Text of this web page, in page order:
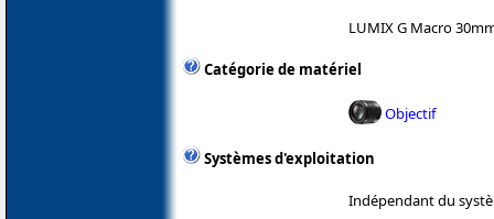
LUMIX G Macro
Catégorie de matériel
Objectif
Systèmes d'exploitation
Indépendant du